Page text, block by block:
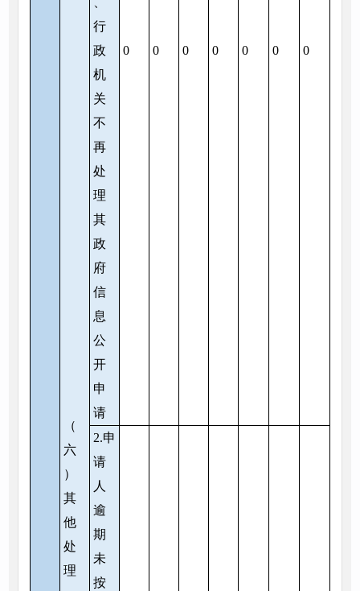
（
六
）
其
他
处
理
行
政
机
关
不
再
处
理
其
政
府
信
息
公
开
申
请
0 0 0 0 0 0 0
2.申
请
人
逾
期
未
按